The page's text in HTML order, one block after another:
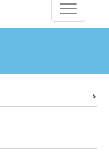
Alternar